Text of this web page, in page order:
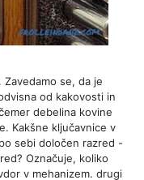
se, da je
od kakovosti in
debelina kovine
Kakšne ključavnice v
sebi določen razred -
Označuje, koliko
v mehanizem. drugi